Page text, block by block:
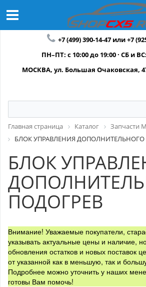
+7 (499) 390-14-47 или +7
ПН–ПТ: с 10:00 до 19:00 · СБ и
МОСКВА, ул. Большая Очаковская,
Главная страница Каталог Запчасти
БЛОК УПРАВЛЕНИЯ ДОПОЛНИТЕЛЬНОГО
БЛОК
ПОДОГРЕВ
Внимание! Уважаемые покупатели,
указывать актуальные цены и наличие,
обновления остатков и новых поставок
от указанной как в меньшую, так и
Подробнее можно уточнить у наших
готовы Вам помочь!